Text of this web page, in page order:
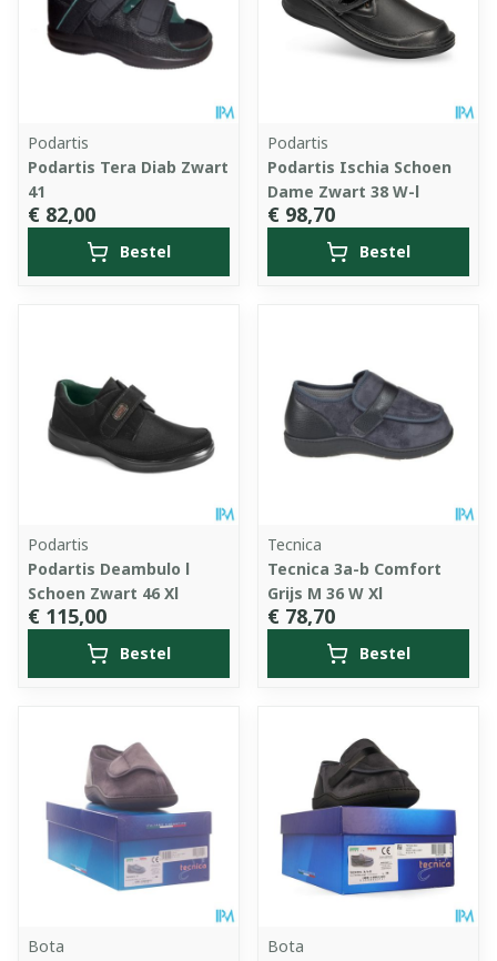
Podartis
Podartis Tera Diab Zwart
41
€ 82,00
Bestel
Podartis
Podartis Ischia Schoen
Dame Zwart 38 W-l
€ 98,70
Bestel
Podartis
Podartis Deambulo l
Schoen Zwart 46 Xl
€ 115,00
Bestel
Tecnica
Tecnica 3a-b Comfort
Grijs M 36 W Xl
€ 78,70
Bestel
Bota
Bota